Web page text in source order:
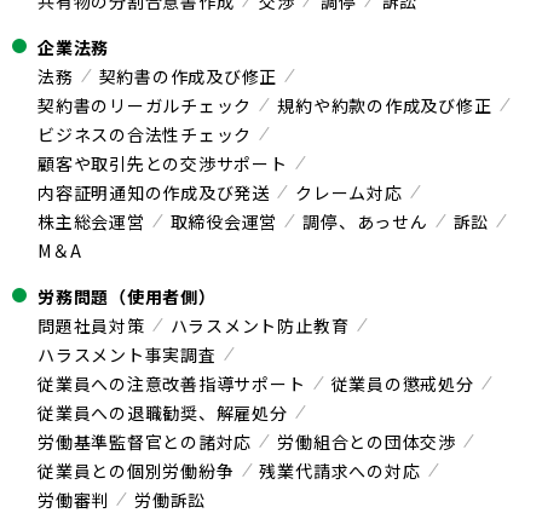
企業法務
法務
契約書の作成及び修正
契約書のリーガルチェック
規約や約款の作成及び修正
ビジネスの合法性チェック
顧客や取引先との交渉サポート
内容証明通知の作成及び発送
クレーム対応
株主総会運営
取締役会運営 調停、あっせん
訴訟
M＆A
労務問題（使用者側）
問題社員対策
ハラスメント防止教育
ハラスメント事実調査
従業員への注意改善指導サポート
従業員の懲戒処分
従業員への退職勧奨、解雇処分
労働基準監督官との諸対応
労働組合との団体交渉
従業員との個別労働紛争
残業代請求への対応
労働審判
労働訴訟